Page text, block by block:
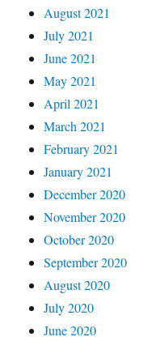
August 2021
July 2021
June 2021
May 2021
April 2021
March 2021
February 2021
January 2021
December 2020
November 2020
October 2020
September 2020
August 2020
July 2020
June 2020